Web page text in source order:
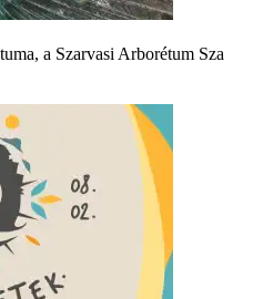
a Szarvasi Arborétum Sza